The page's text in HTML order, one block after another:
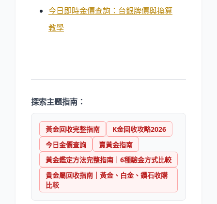
今日即時金價查詢：台銀牌價與換算
教學
探索主題指南：
黃金回收完整指南
K金回收攻略2026
今日金價查詢
賣黃金指南
黃金鑑定方法完整指南｜6種驗金方式比較
貴金屬回收指南｜黃金、白金、鑽石收購
比較